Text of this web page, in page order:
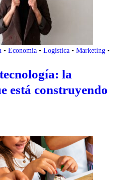
• Economía • Logistica • Marketing •
la
está construyendo